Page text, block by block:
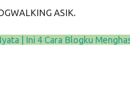
ASIK.
| Ini 4 Cara Blogku